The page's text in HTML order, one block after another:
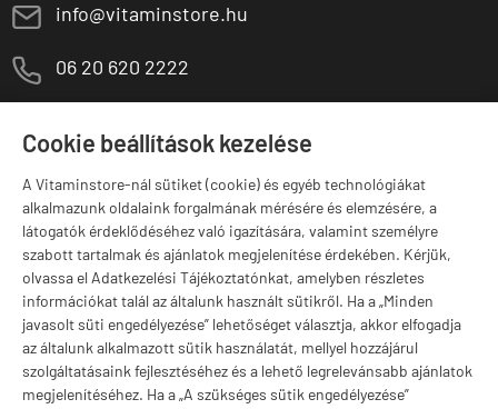
Cookie beállítások kezelése
A Vitaminstore-nál sütiket (cookie) és egyéb technológiákat
alkalmazunk oldalaink forgalmának mérésére és elemzésére, a
látogatók érdeklődéséhez való igazítására, valamint személyre
szabott tartalmak és ajánlatok megjelenítése érdekében. Kérjük,
olvassa el Adatkezelési Tájékoztatónkat, amelyben részletes
információkat talál az általunk használt sütikről. Ha a „Minden
javasolt süti engedélyezése” lehetőséget választja, akkor elfogadja
az általunk alkalmazott sütik használatát, mellyel hozzájárul
szolgáltatásaink fejlesztéséhez és a lehető legrelevánsabb ajánlatok
megjelenítéséhez. Ha a „A szükséges sütik engedélyezése”
E info@vitaminstore.hu
M 06 20 620 2222
Szugló u. 83-85.
Márkák
Valuta választás